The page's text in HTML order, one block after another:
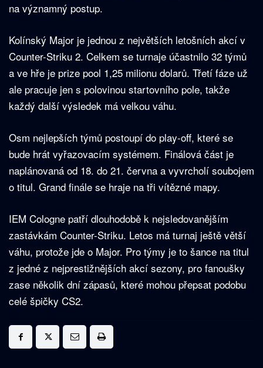
na významný postup.
Kolínský Major je jednou z největších letošních akcí v
Counter-Striku 2. Celkem se turnaje účastnilo 32 týmů
a ve hře je prize pool 1,25 milionu dolarů. Třetí fáze už
ale pracuje jen s polovinou startovního pole, takže
každý další výsledek má velkou váhu.
Osm nejlepších týmů postoupí do play-off, které se
bude hrát vyřazovacím systémem. Finálová část je
naplánovaná od 18. do 21. června a vyvrcholí soubojem
o titul. Grand finále se hraje na tři vítězné mapy.
IEM Cologne patří dlouhodobě k nejsledovanějším
zastávkám Counter-Striku. Letos má turnaj ještě větší
váhu, protože jde o Major. Pro týmy je to šance na titul
z jedné z nejprestižnějších akcí sezony, pro fanoušky
zase několik dní zápasů, které mohou přepsat podobu
celé špičky CS2.